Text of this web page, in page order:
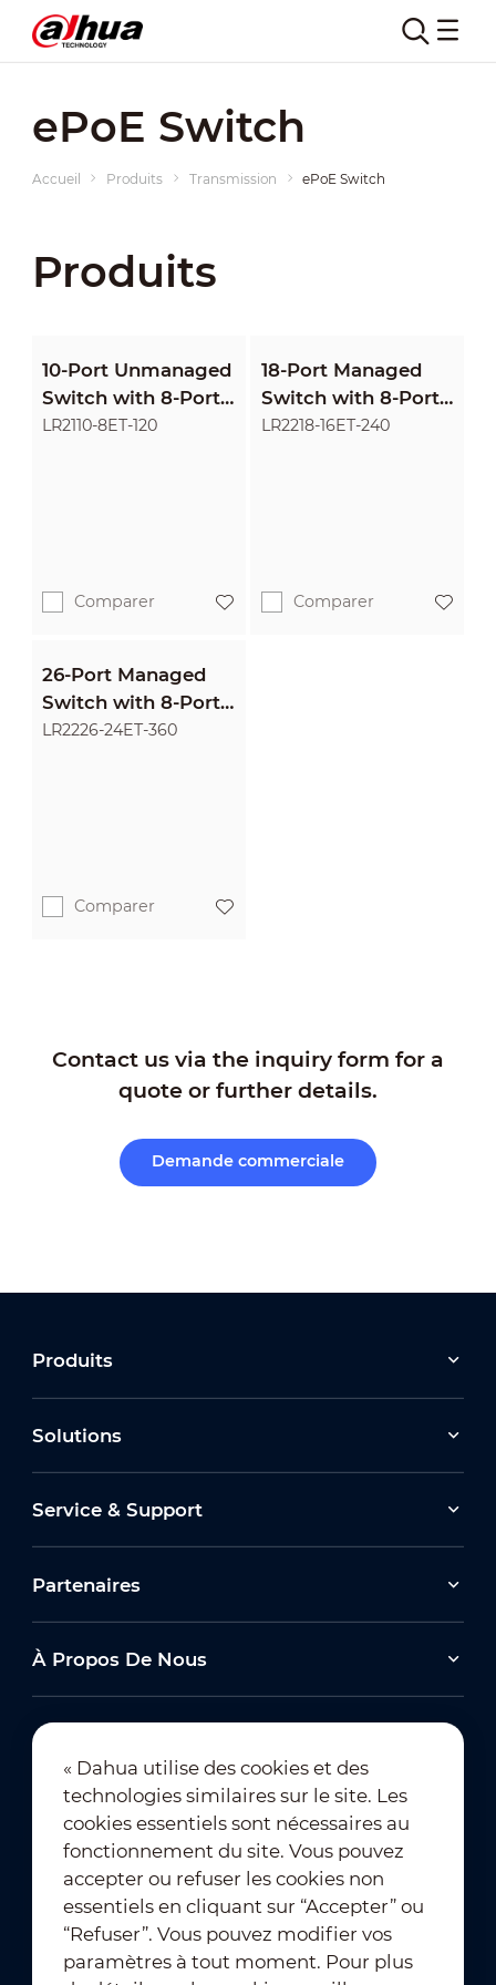
ePoE Switch
Accueil Produits Transmission ePoE Switch
Produits
10-Port Unmanaged
Switch with 8-Port
ePoE
LR2110-8ET-120
Comparer
18-Port Managed
Switch with 8-Port
ePoE & 8-Port PoE
LR2218-16ET-240
Comparer
26-Port Managed
Switch with 8-Port
ePoE & 16-Port PoE
LR2226-24ET-360
Comparer
Contact us via the inquiry form for a
quote or further details.
Demande commerciale
Produits
Solutions
Service & Support
Partenaires
À Propos De Nous
Abonnement à la newsletter
« Dahua utilise des cookies et des
technologies similaires sur le site. Les
cookies essentiels sont nécessaires au
fonctionnement du site. Vous pouvez
accepter ou refuser les cookies non
essentiels en cliquant sur “Accepter” ou
“Refuser”. Vous pouvez modifier vos
paramètres à tout moment. Pour plus